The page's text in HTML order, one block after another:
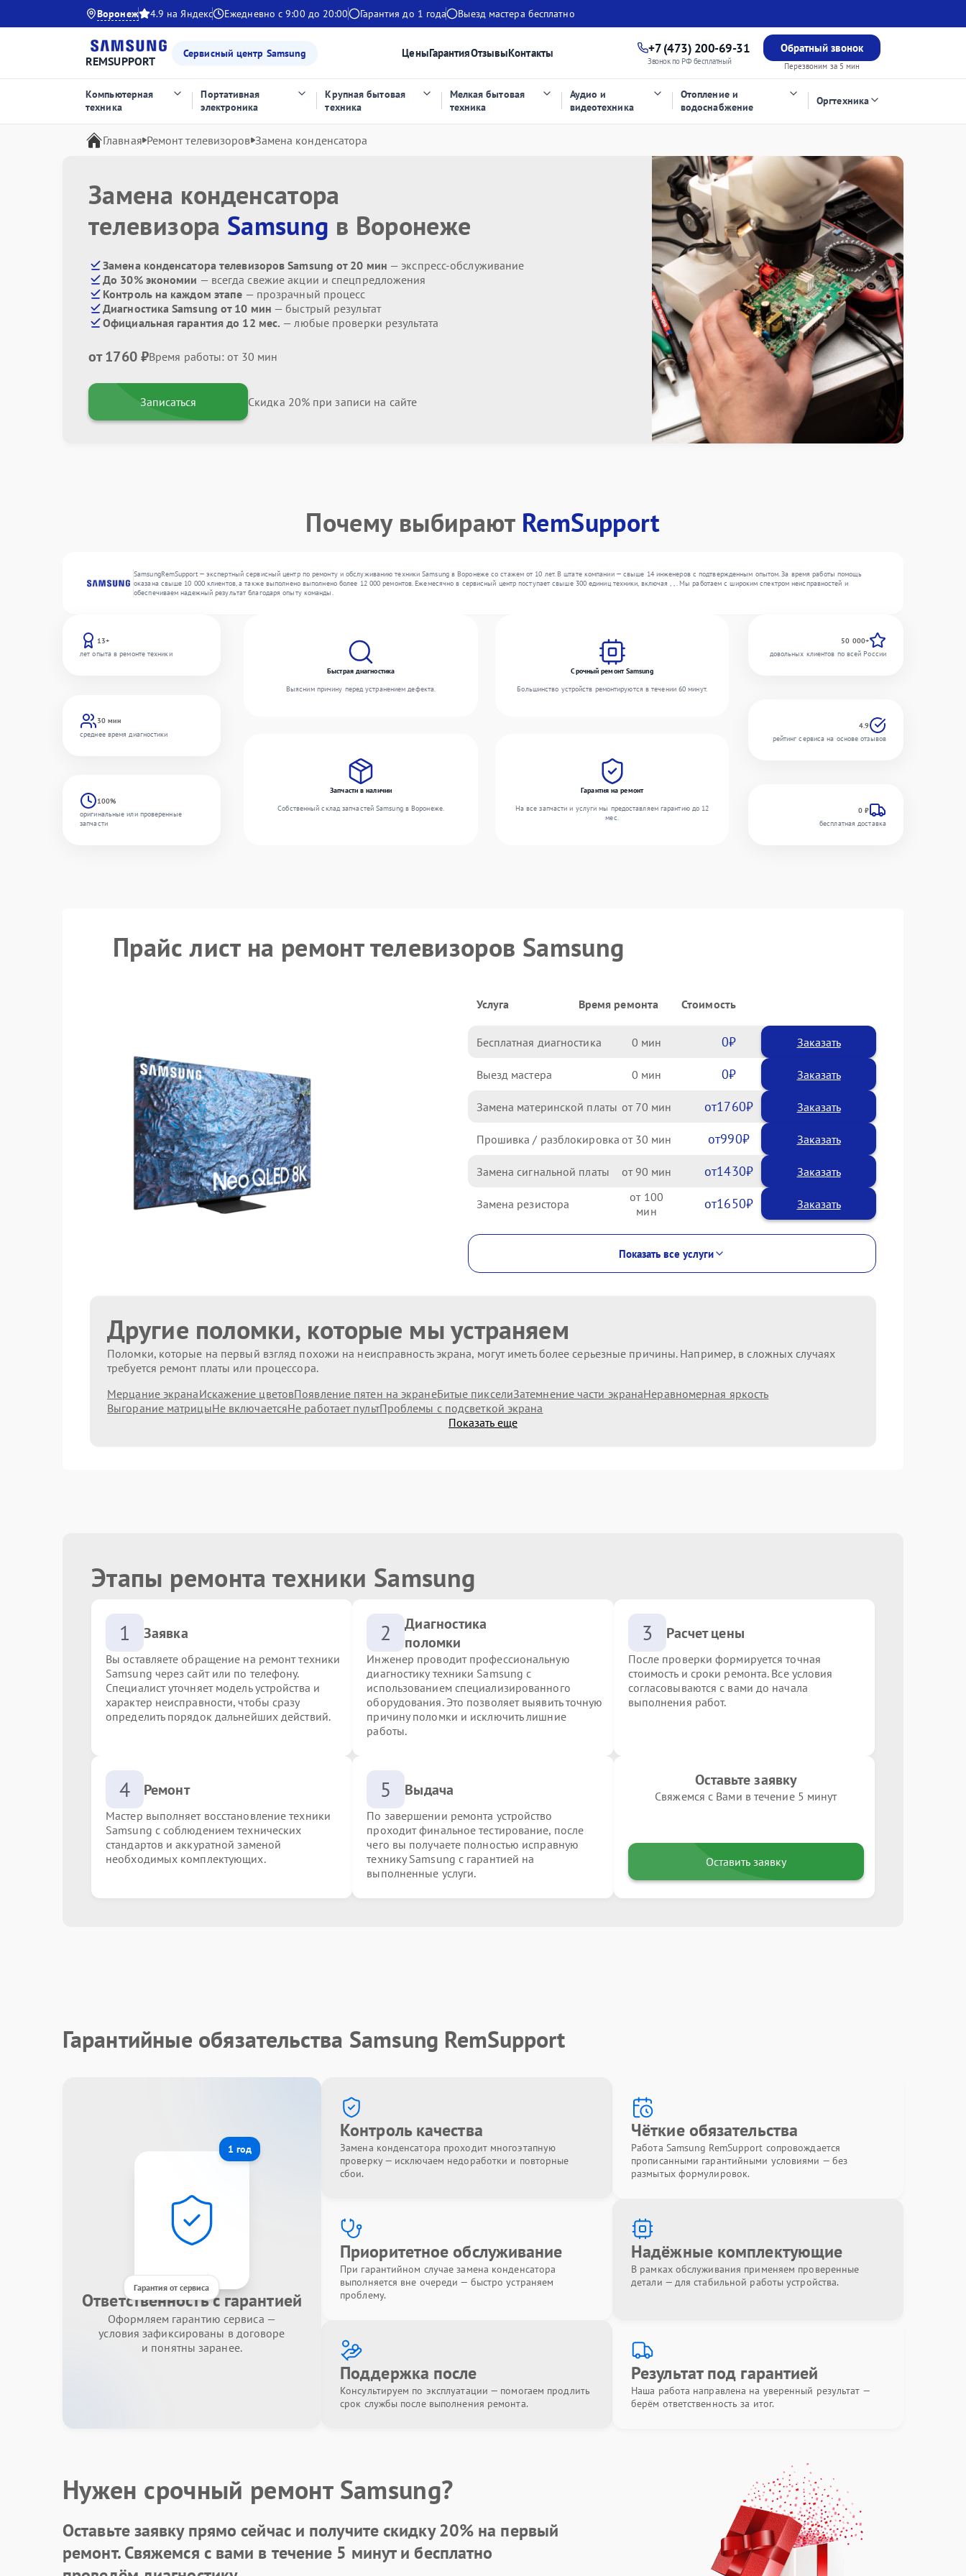
Воронеж 4.9 на Яндекс Ежедневно с 9:00 до 20:00 Гарантия до 1 года Выезд мастера бесплатно
REMSUPPORT
Сервисный центр Samsung ЦеныГарантияОтзывыКонтакты +7 (473) 200-69-31
Звонок по РФ бесплатный
Обратный звонок
Перезвоним за 5 мин
Компьютерная
техника
Портативная
электроника
Крупная бытовая
техника
Мелкая бытовая
техника
Аудио и
видеотехника
Отопление и
водоснабжение
Оргтехника
Главная Ремонт телевизоров Замена конденсатора
Замена конденсатора
телевизора Samsung в Воронеже
Замена конденсатора телевизоров Samsung от 20 мин — экспресс-обслуживание
До 30% экономии — всегда свежие акции и спецпредложения
Контроль на каждом этапе — прозрачный процесс
Диагностика Samsung от 10 мин — быстрый результат
Официальная гарантия до 12 мес. — любые проверки результата
от 1760 ₽Время работы: от 30 мин
Записаться Скидка 20% при записи на сайте
Почему выбирают RemSupport
SamsungRemSupport — экспертный сервисный центр по ремонту и обслуживанию техники Samsung в Воронеже со стажем от 10 лет. В штате компании — свыше 14 инженеров с подтвержденным опытом. За время работы помощь
оказана свыше 10 000 клиентов, а также выполнено выполнено более 12 000 ремонтов. Ежемесячно в сервисный центр поступает свыше 300 единиц техники, включая , , . Мы работаем с широким спектром неисправностей и
обеспечиваем надежный результат благодаря опыту команды.
13+
лет опыта в ремонте техники
30 мин
среднее время диагностики
100%
оригинальные или проверенные
запчасти
Быстрая диагностика
Выясним причину перед устранением дефекта.
Срочный ремонт Samsung
Большинство устройств ремонтируются в течении 60 минут.
Запчасти в наличии
Собственный склад запчастей Samsung в Воронеже.
Гарантия на ремонт
На все запчасти и услуги мы предоставляем гарантию до 12
мес.
50 000+
довольных клиентов по всей России
4.9
рейтинг сервиса на основе отзывов
0 ₽
бесплатная доставка
Прайс лист на ремонт телевизоров Samsung
Услуга Время ремонта Стоимость
Бесплатная диагностика 0 0 Заказать
Выезд мастера 0 0 Заказать
Замена материнской платы 70 1760
Прошивка / разблокировка 30 990
Замена сигнальной платы 90 1430
Замена резистора 100 1650
Показать все услуги
Другие поломки, которые мы устраняем
Поломки, которые на первый взгляд похожи на неисправность экрана, могут иметь более серьезные причины. Например, в сложных случаях
требуется ремонт платы или процессора.
Мерцание экранаИскажение цветовПоявление пятен на экранеБитые пикселиЗатемнение части экранаНеравномерная яркость
Выгорание матрицыНе включаетсяНе работает пультПроблемы с подсветкой экрана
Показать еще
Этапы ремонта техники Samsung
1 Заявка
Вы оставляете обращение на ремонт техники
Samsung через сайт или по телефону.
Специалист уточняет модель устройства и
характер неисправности, чтобы сразу
определить порядок дальнейших действий.
2
Диагностика
поломки
Инженер проводит профессиональную
диагностику техники Samsung с
использованием специализированного
оборудования. Это позволяет выявить точную
причину поломки и исключить лишние
работы.
3 Расчет цены
После проверки формируется точная
стоимость и сроки ремонта. Все условия
согласовываются с вами до начала
выполнения работ.
4 Ремонт
Мастер выполняет восстановление техники
Samsung с соблюдением технических
стандартов и аккуратной заменой
необходимых комплектующих.
5 Выдача
По завершении ремонта устройство
проходит финальное тестирование, после
чего вы получаете полностью исправную
технику Samsung с гарантией на
выполненные услуги.
Оставьте заявку
Свяжемся с Вами в течение 5 минут
Оставить заявку
Гарантийные обязательства Samsung RemSupport
1 год
Гарантия от сервиса
Ответственность с гарантией
Оформляем гарантию сервиса —
условия зафиксированы в договоре
и понятны заранее.
Контроль качества
Замена конденсатора проходит многоэтапную
проверку — исключаем недоработки и повторные
сбои.
Чёткие обязательства
Работа Samsung RemSupport сопровождается
прописанными гарантийными условиями — без
размытых формулировок.
Приоритетное обслуживание
При гарантийном случае замена конденсатора
выполняется вне очереди — быстро устраняем
проблему.
Надёжные комплектующие
В рамках обслуживания применяем проверенные
детали — для стабильной работы устройства.
Поддержка после
Консультируем по эксплуатации — помогаем продлить
срок службы после выполнения ремонта.
Результат под гарантией
Наша работа направлена на уверенный результат —
берём ответственность за итог.
Нужен срочный ремонт Samsung?
Оставьте заявкупрямо сейчас и получите скидку20% на первый
ремонт. Свяжемся с вами в течение 5 минут и бесплатно